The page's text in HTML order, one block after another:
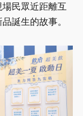
民眾近距離互
誕生的故事。